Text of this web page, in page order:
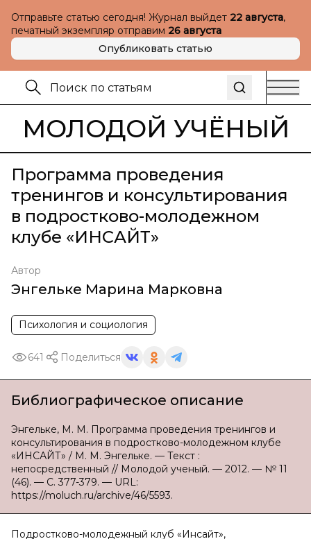
Отправьте статью сегодня! Журнал выйдет 22 августа,
печатный экземпляр отправим 26 августа
Опубликовать статью
МОЛОДОЙ УЧЁНЫЙ
Программа проведения
тренингов и консультирования
в подростково-молодежном
клубе «ИНСАЙТ»
Автор
Энгельке Марина Марковна
Психология и социология
641 Поделиться
Библиографическое описание
Энгельке, М. М. Программа проведения тренингов и
консультирования в подростково-молодежном клубе
«ИНСАЙТ» / М. М. Энгельке. — Текст :
непосредственный // Молодой ученый. — 2012. — № 11
(46). — С. 377-379. — URL:
https://moluch.ru/archive/46/5593.
Подростково-молодежный клуб «Инсайт»,